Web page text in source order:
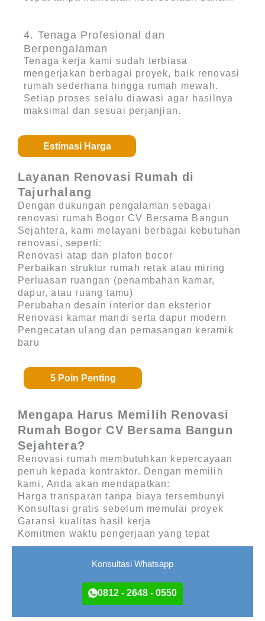
4. Tenaga Profesional dan
Berpengalaman
Tenaga kerja kami sudah terbiasa
mengerjakan berbagai proyek, baik renovasi
rumah sederhana hingga rumah mewah.
Setiap proses selalu diawasi agar hasilnya
maksimal dan sesuai perjanjian.
Estimasi Harga
Layanan Renovasi Rumah di
Tajurhalang
Dengan dukungan pengalaman sebagai
renovasi rumah Bogor CV Bersama Bangun
Sejahtera, kami melayani berbagai kebutuhan
renovasi, seperti:
Renovasi atap dan plafon bocor
Perbaikan struktur rumah retak atau miring
Perluasan ruangan (penambahan kamar,
dapur, atau ruang tamu)
Perubahan desain interior dan eksterior
Renovasi kamar mandi serta dapur modern
Pengecatan ulang dan pemasangan keramik
baru
5 Poin Penting
Mengapa Harus Memilih Renovasi
Rumah Bogor CV Bersama Bangun
Sejahtera?
Renovasi rumah membutuhkan kepercayaan
penuh kepada kontraktor. Dengan memilih
kami, Anda akan mendapatkan:
Harga transparan tanpa biaya tersembunyi
Konsultasi gratis sebelum memulai proyek
Garansi kualitas hasil kerja
Komitmen waktu pengerjaan yang tepat
Konsultasi Whatsapp
0812 - 2648 - 0550